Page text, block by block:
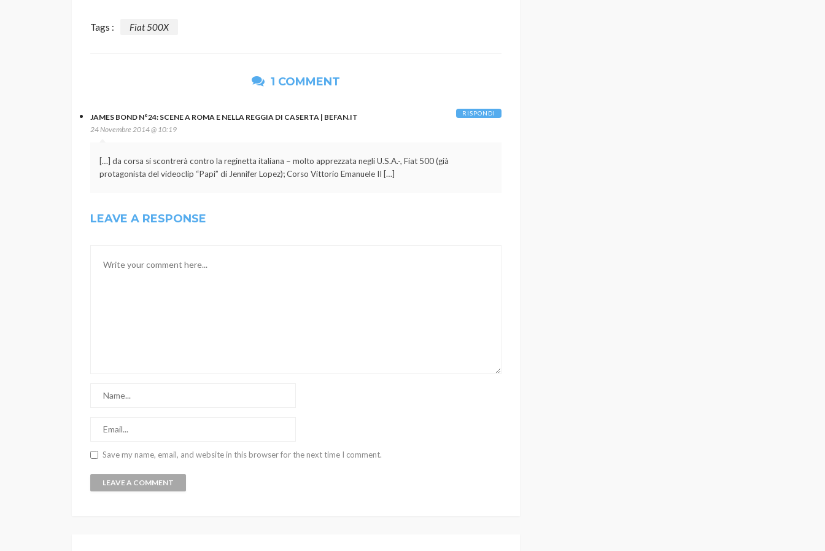
Tags : Fiat 500X
1 COMMENT
JAMES BOND N°24: SCENE A ROMA E NELLA REGGIA DI CASERTA | BEFAN.IT
24 Novembre 2014 @ 10:19
[…] da corsa si scontrerà contro la reginetta italiana – molto apprezzata negli U.S.A.-, Fiat 500 (già
protagonista del videoclip “Papi” di Jennifer Lopez); Corso Vittorio Emanuele II […]
RISPONDI
LEAVE A RESPONSE
Save my name, email, and website in this browser for the next time I comment.